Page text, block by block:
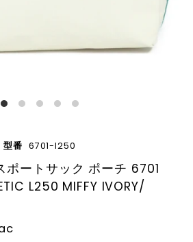
型番 6701-l250
ートサック ポーチ 6701
L250 MIFFY IVORY/